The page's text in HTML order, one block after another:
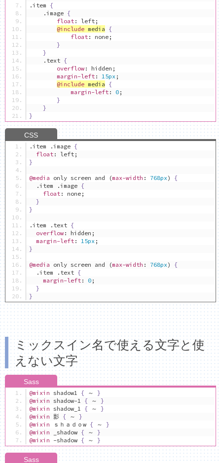
.item {
.image {
float : left ;
@include media {
float : none ;
}
}
. text {
overflow : hidden ;
margin-left : 15px ;
@include media {
margin-left : 0 ;
}
}
}
.item .image {
float : left ;
}
@media only screen and (max-width : 768px)
{
.item .image {
float : none ;
}
}
.item . text {
overflow : hidden ;
margin-left : 15px ;
}
@media only screen and (max-width : 768px)
{
.item . text {
margin-left : 0 ;
}
}
ミックスイン名で使える文字と使
えない文字
@mixin shadow1 { ～
}
@mixin shadow-1 { ～
}
@mixin shadow_1 { ～
}
@mixin 影 { ～
}
@mixin
ｓｈａｄｏ w { ～
}
@mixin _shadow { ～
}
@mixin -shadow { ～ }